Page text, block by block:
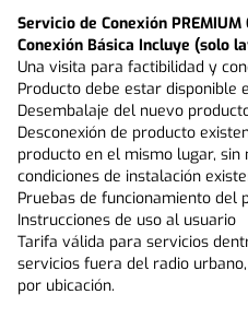
Servicio de Conexión PREMIUM
Conexión Básica Incluye (solo
Una visita para factibilidad y
Producto debe estar disponible
Desembalaje del nuevo
Desconexión de producto
producto en el mismo lugar, sin
condiciones de instalación
Pruebas de funcionamiento del
Instrucciones de uso al usuario
Tarifa válida para servicios
servicios fuera del radio
por ubicación.